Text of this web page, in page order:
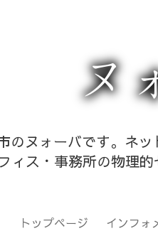
のヌォーバです。ネ
ィス・事務所の物理
トップページ インフォ